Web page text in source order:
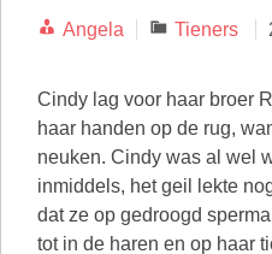
Angela Tieners
Cindy lag voor haar broer
haar handen op de rug,
neuken. Cindy was al wel
inmiddels, het geil lekte
dat ze op gedroogd
tot in de haren en op haar